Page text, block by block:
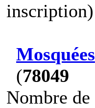
inscription)
Mosquées
(78049
Nombre de